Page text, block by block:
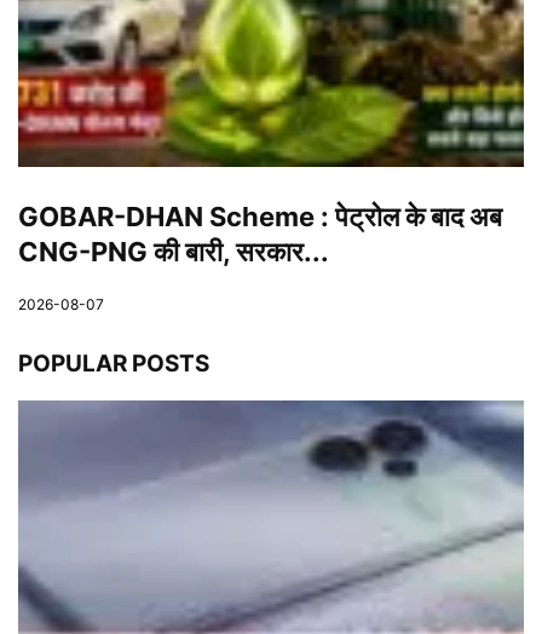
GOBAR-DHAN Scheme : पेट्रोल के बाद अब
CNG-PNG की बारी, सरकार...
2026-08-07
POPULAR POSTS